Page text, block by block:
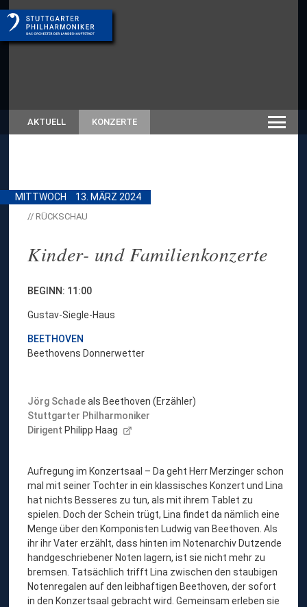
AKTUELL KONZERTE
MITTWOCH 13. MÄRZ 2024
// RÜCKSCHAU
Kinder- und Familienkonzerte
BEGINN: 11:00
Gustav-Siegle-Haus
BEETHOVEN
Beethovens Donnerwetter
Jörg Schadeals Beethoven (Erzähler)
Stuttgarter Philharmoniker
Dirigent Philipp Haag
Aufregung im Konzertsaal – Da geht Herr Merzinger schon
mal mit seiner Tochter in ein klassisches Konzert und Lina
hat nichts Besseres zu tun, als mit ihrem Tablet zu
spielen. Doch der Schein trügt, Lina findet da nämlich eine
Menge über den Komponisten Ludwig van Beethoven. Als
ihr ihr Vater erzählt, dass hinten im Notenarchiv Dutzende
handgeschriebener Noten lagern, ist sie nicht mehr zu
bremsen. Tatsächlich trifft Lina zwischen den staubigen
Notenregalen auf den leibhaftigen Beethoven, der sofort
in den Konzertsaal gebracht wird. Gemeinsam erleben sie